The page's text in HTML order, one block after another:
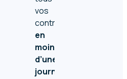
vos
contrôles
en
moins
d’une
journée.